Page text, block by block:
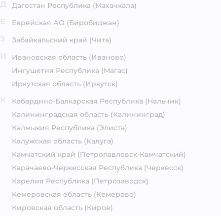
Дагестан Республика (Махачкала)
Еврейская АО (Биробиджан)
Забайкальский край (Чита)
Ивановская область (Иваново)
Ингушетия Республика (Магас)
Иркутская область (Иркутск)
Кабардино-Балкарская Республика (Нальчик)
Калининградская область (Калининград)
Калмыкия Республика (Элиста)
Калужская область (Калуга)
Камчатский край (Петропавловск-Камчатский)
Карачаево-Черкесская Республика (Черкесск)
Карелия Республика (Петрозаводск)
Кемеровская область (Кемерово)
Кировская область (Киров)